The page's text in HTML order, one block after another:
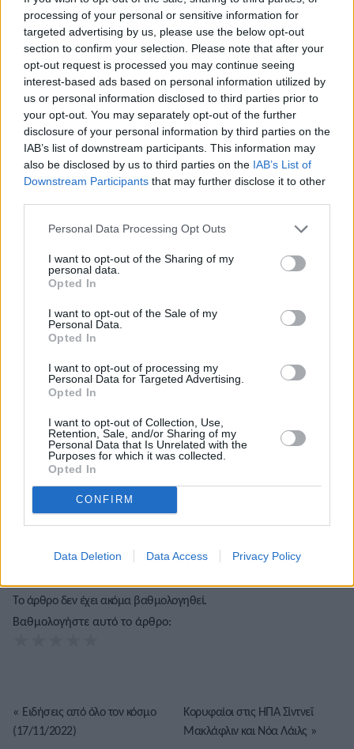
processing of your personal or sensitive information for
targeted advertising by us, please use the below opt-out
section to confirm your selection. Please note that after your
opt-out request is processed you may continue seeing
interest-based ads based on personal information utilized by
us or personal information disclosed to third parties prior to
your opt-out. You may separately opt-out of the further
disclosure of your personal information by third parties on the
IAB’s list of downstream participants. This information may
also be disclosed by us to third parties on the IAB’s List of
Downstream Participants that may further disclose it to other
Personal Data Processing Opt Outs
I want to opt-out of the Sharing of my
personal data.
Opted In
I want to opt-out of the Sale of my
Personal Data.
Opted In
I want to opt-out of processing my
Personal Data for Targeted Advertising.
Opted In
I want to opt-out of Collection, Use,
Retention, Sale, and/or Sharing of my
Personal Data that Is Unrelated with the
Purposes for which it was collected.
Opted In
CONFIRM
Data Deletion Data Access Privacy Policy
A+ A- A±
Εγγραφείτε στο Stivostime των
Τόλης Λελεκίδης
Το άρθρο δεν έχει ακόμα βαθμολογηθεί.
Βαθμολογήστε αυτό το άρθρο:
« Ειδήσεις από όλο τον κόσμο
(17/11/2022)
Κορυφαίοι στις ΗΠΑ Σίντνεϊ
Μακλάφλιν και Νόα Λάιλς »